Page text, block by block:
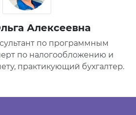
Алексеевна
по программным
по налогообложению и
практикующий бухгалтер.